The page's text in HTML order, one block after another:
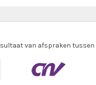
van afspraken